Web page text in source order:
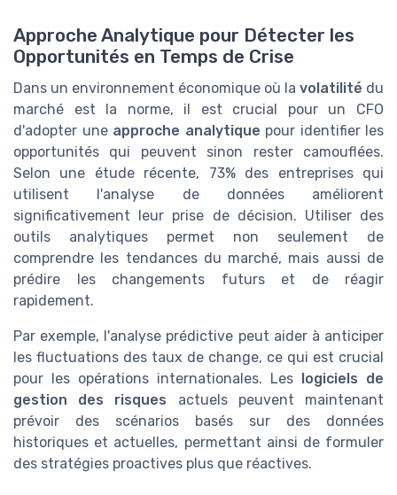
Approche Analytique pour Détecter les
Opportunités en Temps de Crise
Dans un environnement économique où la volatilité du
marché est la norme, il est crucial pour un CFO
d'adopter une approche analytique pour identifier les
opportunités qui peuvent sinon rester camouflées.
Selon une étude récente, 73% des entreprises qui
utilisent l'analyse de données améliorent
significativement leur prise de décision. Utiliser des
outils analytiques permet non seulement de
comprendre les tendances du marché, mais aussi de
prédire les changements futurs et de réagir
rapidement.
Par exemple, l'analyse prédictive peut aider à anticiper
les fluctuations des taux de change, ce qui est crucial
pour les opérations internationales. Les logiciels de
gestion des risques actuels peuvent maintenant
prévoir des scénarios basés sur des données
historiques et actuelles, permettant ainsi de formuler
des stratégies proactives plus que réactives.